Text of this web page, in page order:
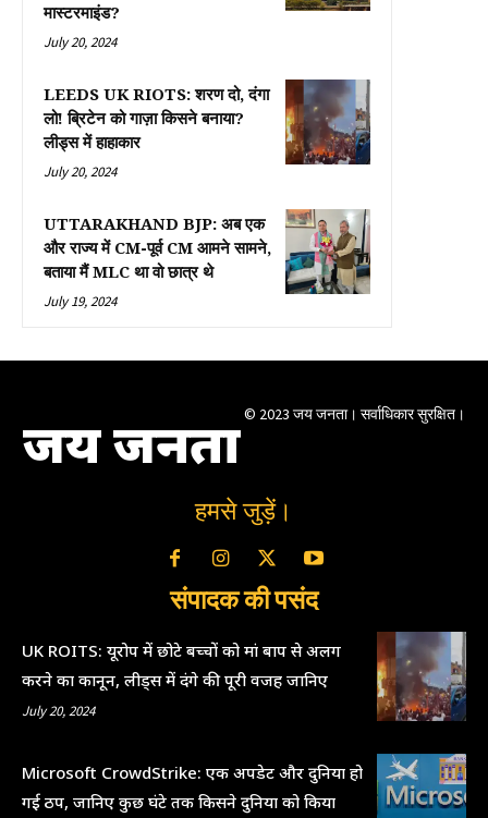
मास्टरमाइंड?
July 20, 2024
LEEDS UK RIOTS: शरण दो, दंगा
लो! ब्रिटेन को गाज़ा किसने बनाया?
लीड्स में हाहाकार
July 20, 2024
UTTARAKHAND BJP: अब एक
और राज्य में CM-पूर्व CM आमने सामने,
बताया मैं MLC था वो छात्र थे
July 19, 2024
जय जनता © 2023 जय जनता। सर्वाधिकार सुरक्षित।
हमसे जुड़ें।
संपादक की पसंद
UK ROITS: यूरोप में छोटे बच्चों को मां बाप से अलग
करने का कानून, लीड्स में दंगे की पूरी वजह जानिए
July 20, 2024
Microsoft CrowdStrike: एक अपडेट और दुनिया हो
गई ठप, जानिए कुछ घंटे तक किसने दुनिया को किया